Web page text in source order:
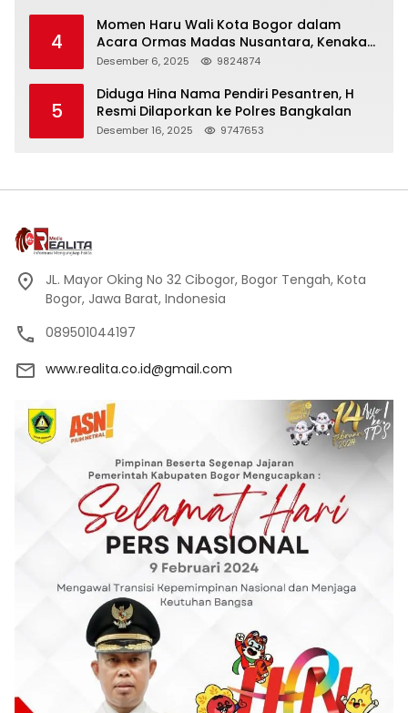
4
Momen Haru Wali Kota Bogor dalam
Acara Ormas Madas Nusantara, Kenakan
Peci Hitam Tinggi sebagai Simbol
Desember 6, 2025 9824874
5
Diduga Hina Nama Pendiri Pesantren, H
Resmi Dilaporkan ke Polres Bangkalan
Desember 16, 2025 9747653
JL. Mayor Oking No 32 Cibogor, Bogor Tengah, Kota
Bogor, Jawa Barat, Indonesia
089501044197
www.realita.co.id@gmail.com